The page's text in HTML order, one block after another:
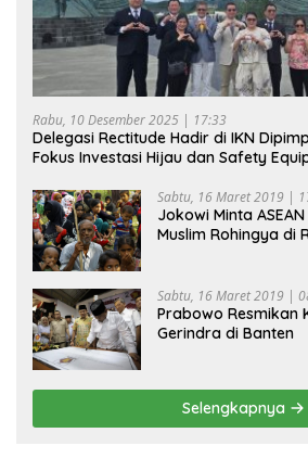
Rabu, 10 Desember 2025 | 17:33
Delegasi Rectitude Hadir di IKN
Fokus Investasi Hijau dan Safety
Sabtu, 16 Maret 2019 |
Jokowi Minta
Muslim Rohingya di
Sabtu, 16 Maret 2019 |
Prabowo Resmikan
Gerindra di Banten
Selengkapnya